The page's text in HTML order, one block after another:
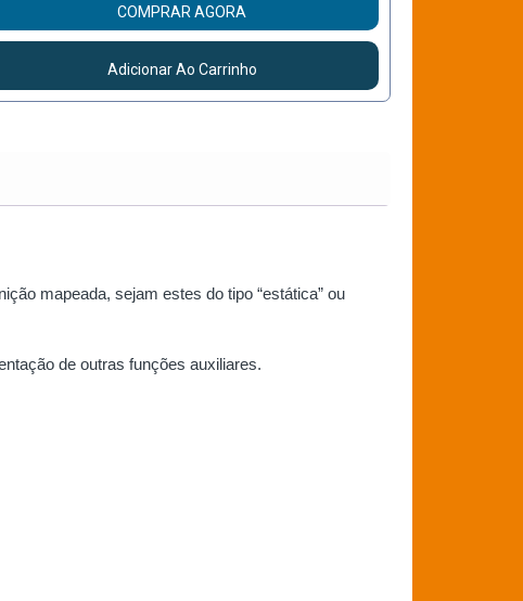
COMPRAR AGORA
Adicionar Ao Carrinho
mapeada, sejam estes do tipo “estática” ou
de outras funções auxiliares.